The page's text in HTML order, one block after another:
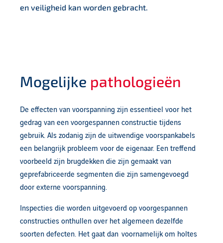
en veiligheid kan worden gebracht.
Mogelijke pathologieën
De effecten van voorspanning zijn essentieel voor het
gedrag van een voorgespannen constructie tijdens
gebruik. Als zodanig zijn de uitwendige voorspankabels
een belangrijk probleem voor de eigenaar. Een treffend
voorbeeld zijn brugdekken die zijn gemaakt van
geprefabriceerde segmenten die zijn samengevoegd
door externe voorspanning.
Inspecties die worden uitgevoerd op voorgespannen
constructies onthullen over het algemeen dezelfde
soorten defecten. Het gaat dan voornamelijk om holtes